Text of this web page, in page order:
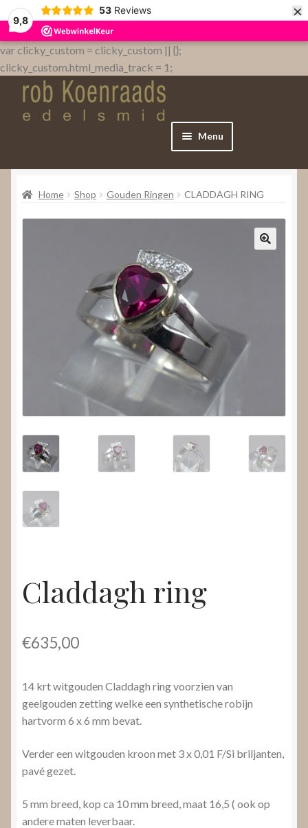
9,8
53 Reviews ×
var clicky_custom = clicky_custom || {};
clicky_custom.html_media_track = 1;
Menu
Home
Submenu
uitvouwen
Home Shop Gouden Ringen CLADDAGH RING
Claddagh ring
€635,00
14 krt witgouden Claddagh ring voorzien van
geelgouden zetting welke een synthetische robijn
hartvorm 6 x 6 mm bevat.
Verder een witgouden kroon met 3 x 0,01 F/Si briljanten,
pavé gezet.
5 mm breed, kop ca 10 mm breed, maat 16,5 ( ook op
andere maten leverbaar.